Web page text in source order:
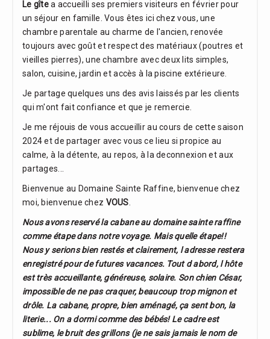
Le gîtea accueilli ses premiers visiteurs en février pour
un séjour en famille. Vous êtes ici chez vous, une
chambre parentale au charme de l'ancien, renovée
toujours avec goût et respect des matériaux (poutres et
vieilles pierres), une chambre avec deux lits simples,
salon, cuisine, jardin et accès à la piscine extérieure.
Je partage quelques uns des avis laissés par les clients
qui m'ont fait confiance et que je remercie.
Je me réjouis de vous accueillir au cours de cette saison
2024 et de partager avec vous ce lieu si propice au
calme, à la détente, au repos, à la deconnexion et aux
partages...
Bienvenue au Domaine Sainte Raffine, bienvenue chez
moi, bienvenue chez VOUS
Nous avons reservé la cabane au domaine sainte raffine
comme étape dans notre voyage. Mais quelle étape!!
Nous y serions bien restés et clairement, l adresse restera
enregistré pour de futures vacances. Tout d abord, l hôte
est très accueillante, généreuse, solaire. Son chien César,
impossible de ne pas craquer, beaucoup trop mignon et
drôle. La cabane, propre, bien aménagé, ça sent bon, la
literie... On a dormi comme des bébés! Le cadre est
sublime, le bruit des grillons (je ne sais jamais le nom de